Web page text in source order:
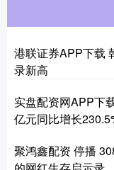
港联证券APP下载
录新高
实盘配资网APP下
亿元同比增长
聚鸿鑫配资 停播